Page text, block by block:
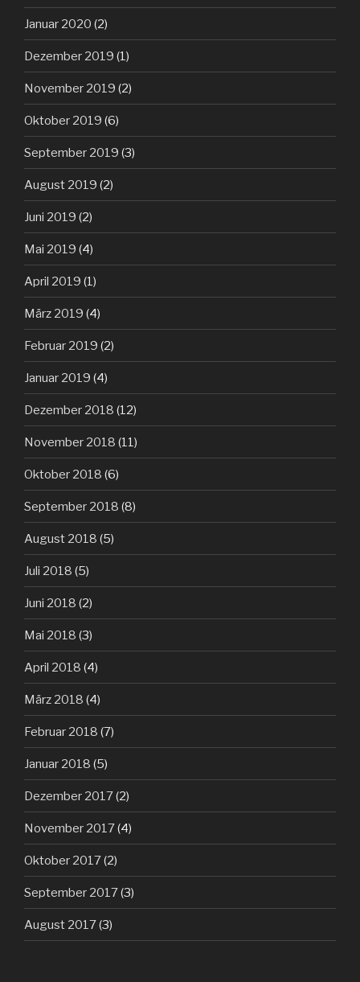
Januar 2020 (2)
Dezember 2019 (1)
November 2019 (2)
Oktober 2019 (6)
September 2019 (3)
August 2019 (2)
Juni 2019 (2)
Mai 2019 (4)
April 2019 (1)
März 2019 (4)
Februar 2019 (2)
Januar 2019 (4)
Dezember 2018 (12)
November 2018 (11)
Oktober 2018 (6)
September 2018 (8)
August 2018 (5)
Juli 2018 (5)
Juni 2018 (2)
Mai 2018 (3)
April 2018 (4)
März 2018 (4)
Februar 2018 (7)
Januar 2018 (5)
Dezember 2017(2)
November 2017(4)
Oktober 2017(2)
September 2017(3)
August 2017(3)